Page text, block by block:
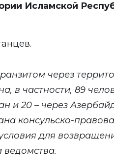
Исламской
через
в частности, 89
и 20 – через
консульско-
для
ведомства.